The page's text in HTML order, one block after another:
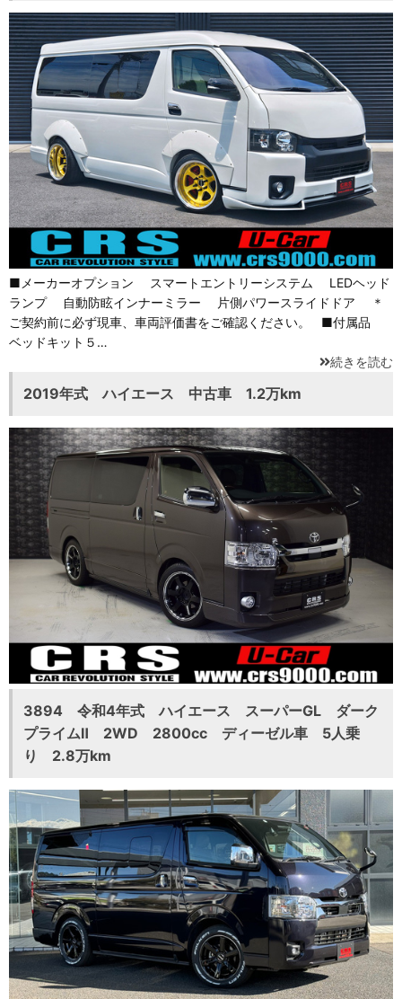
■メーカーオプション スマートエントリーシステム LEDヘッド
ランプ 自動防眩インナーミラー 片側パワースライドドア ＊
ご契約前に必ず現車、車両評価書をご確認ください。 ■付属品
ベッドキット５…
続きを読む
2019年式 ハイエース 中古車 1.2万km
3894 令和4年式 ハイエース スーパーGL ダーク
プライムⅡ 2WD 2800cc ディーゼル車 5人乗
り 2.8万km